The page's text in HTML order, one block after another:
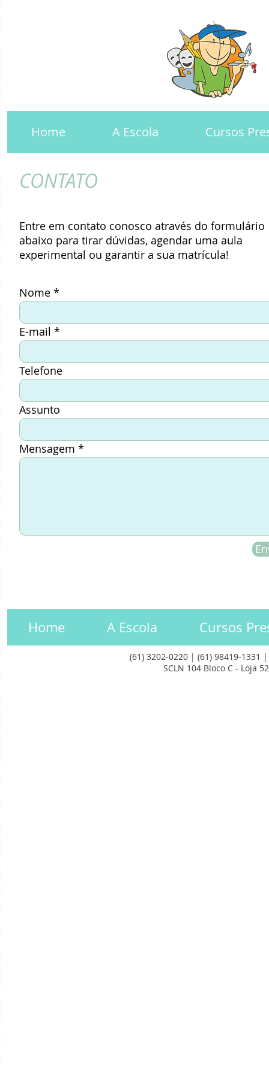
Home A Escola Cursos
Home A Escola Cursos
CONTATO
Entre em contato conosco através do formulário
abaixo para tirar dúvidas, agendar uma aula
experimental ou garantir a sua matrícula!
Nome
E-mail
Telefone
Assunto
Mensagem
Home A Escola Cursos
(61) 3202-0220 | (61) 98419-1331
SCLN 104 Bloco C - Loja